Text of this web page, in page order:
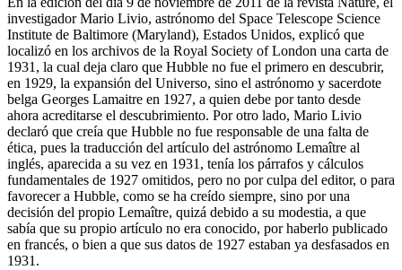
investigador Mario Livio, astrónomo del Space Telescope Science
Institute de Baltimore (Maryland), Estados Unidos, explicó que
localizó en los archivos de la Royal Society of London una carta de
1931, la cual deja claro que Hubble no fue el primero en descubrir,
en 1929, la expansión del Universo, sino el astrónomo y sacerdote
belga Georges Lamaitre en 1927, a quien debe por tanto desde
ahora acreditarse el descubrimiento. Por otro lado, Mario Livio
declaró que creía que Hubble no fue responsable de una falta de
ética, pues la traducción del artículo del astrónomo Lemaître al
inglés, aparecida a su vez en 1931, tenía los párrafos y cálculos
fundamentales de 1927 omitidos, pero no por culpa del editor, o para
favorecer a Hubble, como se ha creído siempre, sino por una
decisión del propio Lemaître, quizá debido a su modestia, a que
sabía que su propio artículo no era conocido, por haberlo publicado
en francés, o bien a que sus datos de 1927 estaban ya desfasados en
1931.